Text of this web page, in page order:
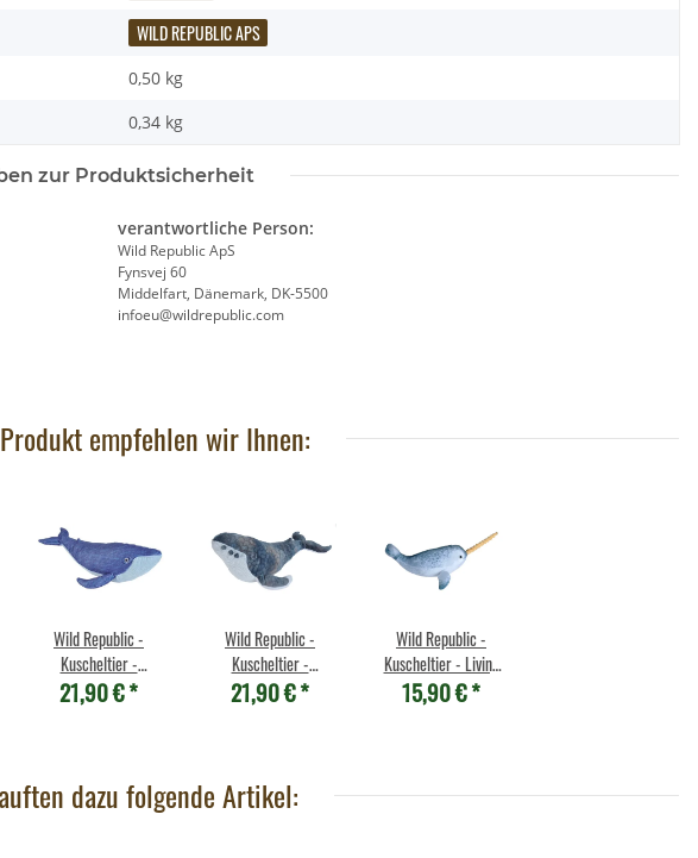
WILD REPUBLIC APS
0,50 kg
0,34 kg
zur Produktsicherheit
verantwortliche Person:
Wild Republic ApS
Fynsvej 60
Middelfart, Dänemark, DK-5500
infoeu@wildrepublic.com
empfehlen wir Ihnen:
Wild Republic -
Kuscheltier -
Cuddlekins - Blauwal
21,90 €*
Wild Republic -
Kuscheltier -
Cuddlekins -
Buckelwal
21,90 €*
Wild Republic -
Kuscheltier - Living
Ocean Mini - Narwal
15,90 €*
dazu folgende Artikel:
7,95 €*